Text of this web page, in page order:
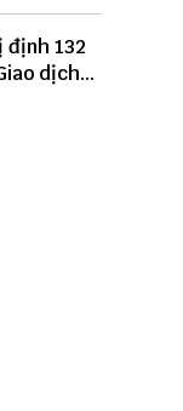
định 132
dịch